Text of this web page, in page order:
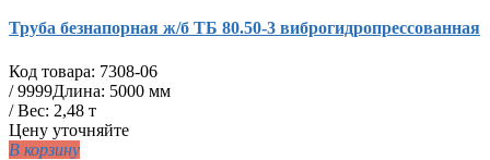
Труба безнапорная ж/б ТБ 80.50-3 виброгидропрессованная
Код товара: 7308-06
/9999Длина: 5000 мм
/ Вес: 2,48 т
Цену уточняйте
В корзину